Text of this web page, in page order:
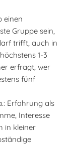
einen
Gruppe sein,
trifft, auch in
1-3
erfragt, wer
fünf
Erfahrung als
Interesse
in kleiner